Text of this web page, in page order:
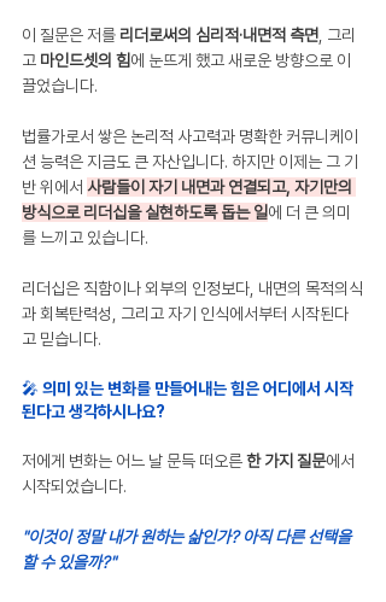
이 질문은 저를 리더로써의 심리적·내면적 측면 , 그리
고 마인드셋의 힘에 눈뜨게 했고 새로운 방향으로 이
끌었습니다.
법률가로서 쌓은 논리적 사고력과 명확한 커뮤니케이
션 능력은 지금도 큰 자산입니다. 하지만 이제는 그 기
반 위에서 사람들이 자기 내면과 연결되고, 자기만의
방식으로 리더십을 실현하도록 돕는 일에 더 큰 의미
를 느끼고 있습니다.
리더십은 직함이나 외부의 인정보다, 내면의 목적의식
과 회복탄력성, 그리고 자기 인식에서부터 시작된다
고 믿습니다.
🎤 의미 있는 변화를 만들어내는 힘은 어디에서 시작
된다고 생각하시나요?
저에게 변화는 어느 날 문득 떠오른 한 가지 질문에서
시작되었습니다.
"이것이 정말 내가 원하는 삶인가? 아직 다른 선택을
할 수 있을까?"